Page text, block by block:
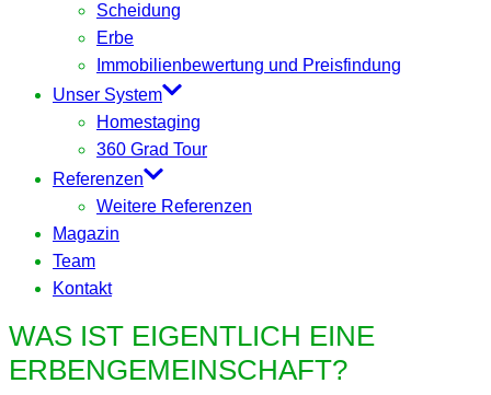
Scheidung
Erbe
Immobilienbewertung und Preisfindung
Unser System
Homestaging
360 Grad Tour
Referenzen
Weitere Referenzen
Magazin
Team
Kontakt
WAS IST EIGENTLICH EINE
ERBENGEMEINSCHAFT?